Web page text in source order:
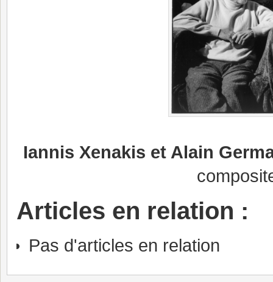
Iannis Xenakis et Alain
Articles en relation :
Pas d'articles en relation